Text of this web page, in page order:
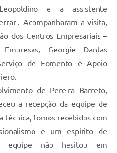
e a assistente
Acompanharam a visita,
dos Centros Empresariais –
Georgie Dantas
de Fomento e Apoio
de Pereira Barreto,
a recepção da equipe de
técnica, fomos recebidos com
e um espírito de
equipe não hesitou em